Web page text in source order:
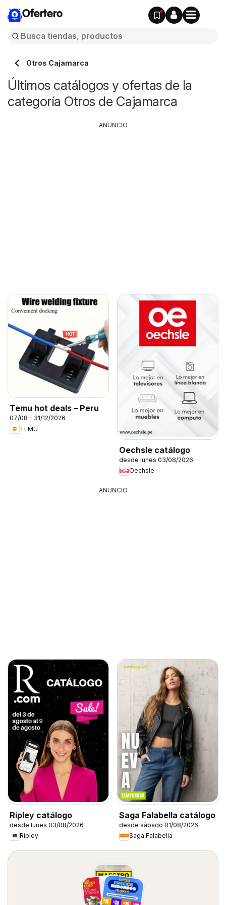
Ofertero
Otros Cajamarca
Últimos catálogos y ofertas de la
categoría Otros de Cajamarca
Temu hot deals – Peru
07/08 - 31/12/2026
TEMU
Oechsle catálogo
desde lunes 03/08/2026
Oechsle
ANUNCIO
ANUNCIO
Ripley catálogo
desde lunes 03/08/2026
Ripley
Saga Falabella catálogo
desde sábado 01/08/2026
Saga Falabella